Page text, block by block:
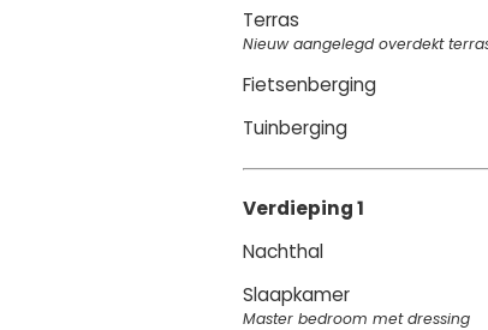
Terras
Nieuw aangelegd overdekt
Fietsenberging
Tuinberging
Verdieping 1
Nachthal
Slaapkamer
Master bedroom met dressing